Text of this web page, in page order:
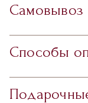
Самовывоз
Способы